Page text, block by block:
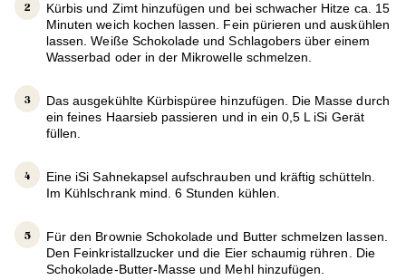
Kürbis und Zimt hinzufügen und bei schwacher Hitze ca. 15
Minuten weich kochen lassen. Fein pürieren und auskühlen
lassen. Weiße Schokolade und Schlagobers über einem
Wasserbad oder in der Mikrowelle schmelzen.
Das ausgekühlte Kürbispüree hinzufügen. Die Masse durch
ein feines Haarsieb passieren und in ein 0,5 L iSi Gerät
füllen.
Eine iSi Sahnekapsel aufschrauben und kräftig schütteln.
Im Kühlschrank mind. 6 Stunden kühlen.
Für den Brownie Schokolade und Butter schmelzen lassen.
Den Feinkristallzucker und die Eier schaumig rühren. Die
Schokolade-Butter-Masse und Mehl hinzufügen.